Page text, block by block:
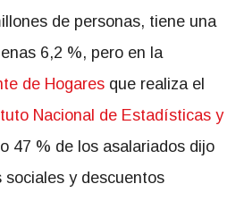
de personas, tiene una
6,2 %, pero en la
de Hogares que realiza el
Nacional de Estadísticas y
47 % de los asalariados dijo
y descuentos